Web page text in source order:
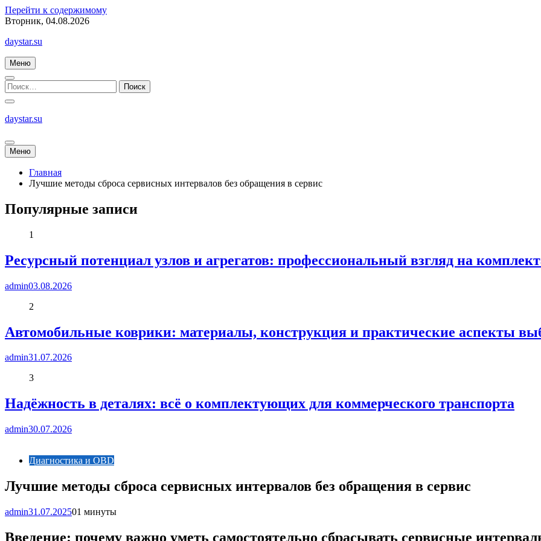
Перейти к содержимому
Вторник, 04.08.2026
daystar.su
Меню
daystar.su
Меню
Главная
Лучшие методы сброса сервисных интервалов без обращения в сервис
Популярные записи
1
Ресурсный потенциал узлов и агрегатов: профессиональный взгляд на
admin03.08.2026
2
Автомобильные коврики: материалы, конструкция и практические аспекты
admin31.07.2026
3
Надёжность в деталях: всё о комплектующих для коммерческого транспорта
admin30.07.2026
Диагностика и OBD
Лучшие методы сброса сервисных интервалов без обращения в сервис
admin31.07.202501 минуты
Введение: почему важно уметь самостоятельно сбрасывать сервисные